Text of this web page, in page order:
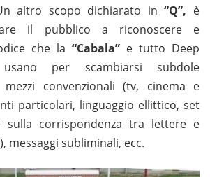
altro scopo dichiarato in“Q”, è
il pubblico a riconoscere e
che la “Cabala” e tutto Deep
per scambiarsi subdole
convenzionali (tv, cinema e
particolari, linguaggio ellittico, set
sulla corrispondenza tra lettere e
messaggi subliminali, ecc.